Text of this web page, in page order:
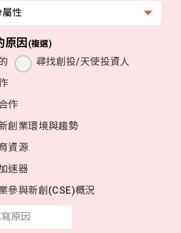
原因 (複選)
尋找創投/天使投資人
作
創業環境與趨勢
資源
速器
參與新創(CSE)概況